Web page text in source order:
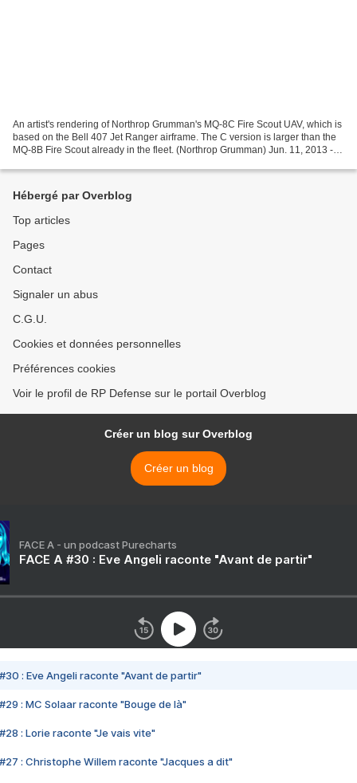
An artist's rendering of Northrop Grumman's MQ-8C Fire Scout UAV, which is
based on the Bell 407 Jet Ranger airframe. The C version is larger than the
MQ-8B Fire Scout already in the fleet. (Northrop Grumman) Jun. 11, 2013 -
Hébergé par Overblog
Top articles
Pages
Contact
Signaler un abus
C.G.U.
Cookies et données personnelles
Préférences cookies
Voir le profil de RP Defense sur le portail Overblog
Créer un blog sur Overblog
Créer un blog
FACE A - un podcast Purecharts
FACE A #30 : Eve Angeli raconte "Avant de partir"
#30 : Eve Angeli raconte "Avant de partir"
#29 : MC Solaar raconte "Bouge de là"
#28 : Lorie raconte "Je vais vite"
#27 : Christophe Willem raconte "Jacques a dit"